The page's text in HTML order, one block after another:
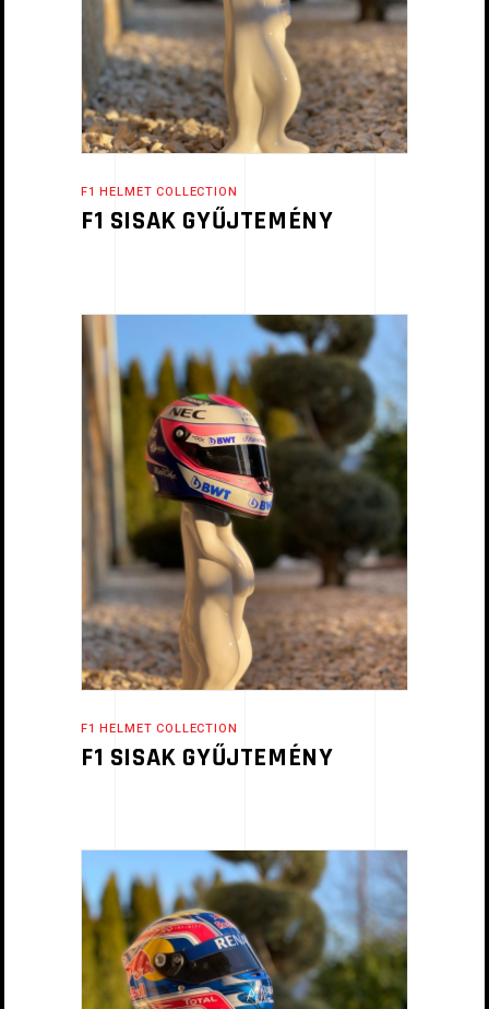
F1 HELMET COLLECTION
F1 SISAK GYŰJTEMÉNY
F1 HELMET COLLECTION
F1 SISAK GYŰJTEMÉNY